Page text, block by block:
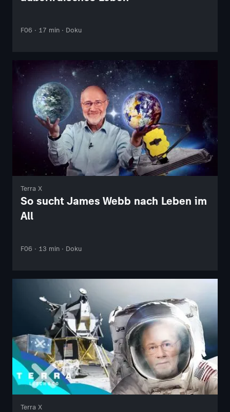
F06 · 17 min · Doku
Terra X
So sucht James Webb nach Leben im
All
F06 · 13 min · Doku
Terra X